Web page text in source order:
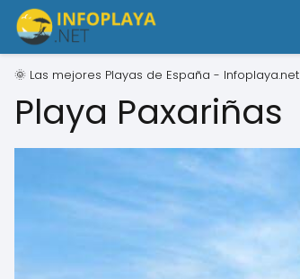
🌞 Las mejores Playas de España - Infoplaya.net
Playa Paxariñas